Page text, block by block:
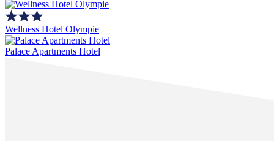
Wellness Hotel Olympie
Palace Apartments Hotel